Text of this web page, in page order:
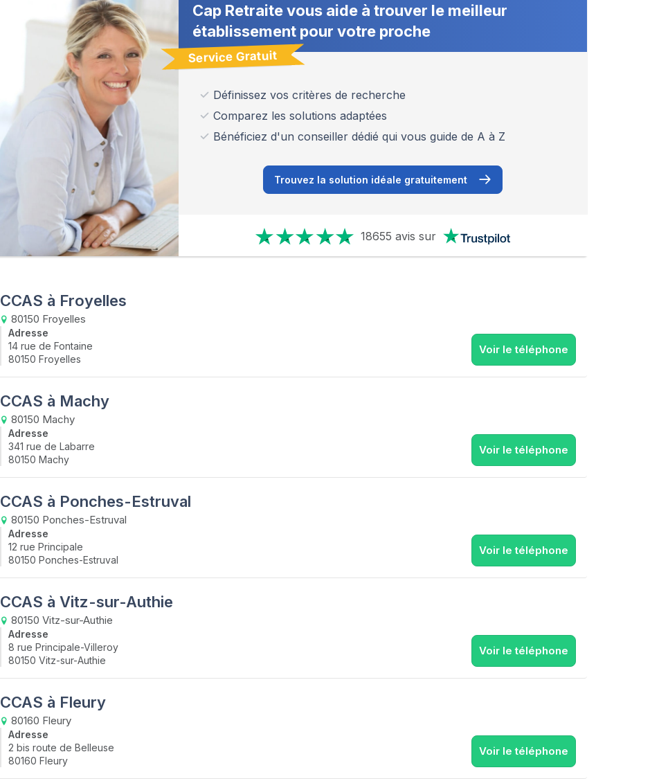
Cap Retraite vous aide à trouver le meilleur
établissement pour votre proche
Service Gratuit
Définissez vos critères de recherche
Comparez les solutions adaptées
Bénéficiez d'un conseiller dédié qui vous guide de A à Z
Trouvez la solution idéale gratuitement
18655 avis sur
CCAS à Froyelles
80150 Froyelles
Adresse
14 rue de Fontaine
80150 Froyelles
Voir le téléphone
CCAS à Machy
80150 Machy
Adresse
341 rue de Labarre
80150 Machy
Voir le téléphone
CCAS à Ponches-Estruval
80150 Ponches-Estruval
Adresse
12 rue Principale
80150 Ponches-Estruval
Voir le téléphone
CCAS à Vitz-sur-Authie
80150 Vitz-sur-Authie
Adresse
8 rue Principale-Villeroy
80150 Vitz-sur-Authie
Voir le téléphone
CCAS à Fleury
80160 Fleury
Adresse
2 bis route de Belleuse
80160 Fleury
Voir le téléphone